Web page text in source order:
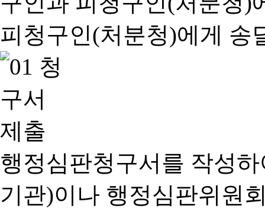
행정심판청구서를 작성
기관)이나 행정심판위원